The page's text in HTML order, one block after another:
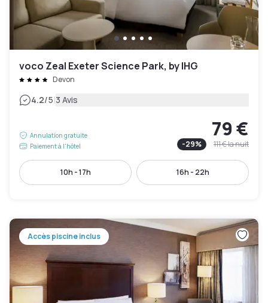
voco Zeal Exeter Science Park, by IHG
Devon
4.2/5|3 Avis
Annulation gratuite
Paiement à l'hôtel
79 €
-29% 111 €la nuit
10h - 17h 16h - 22h
Accès piscine inclus